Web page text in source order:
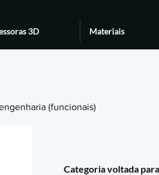
3D Materiais
(funcionais)
Categoria voltada